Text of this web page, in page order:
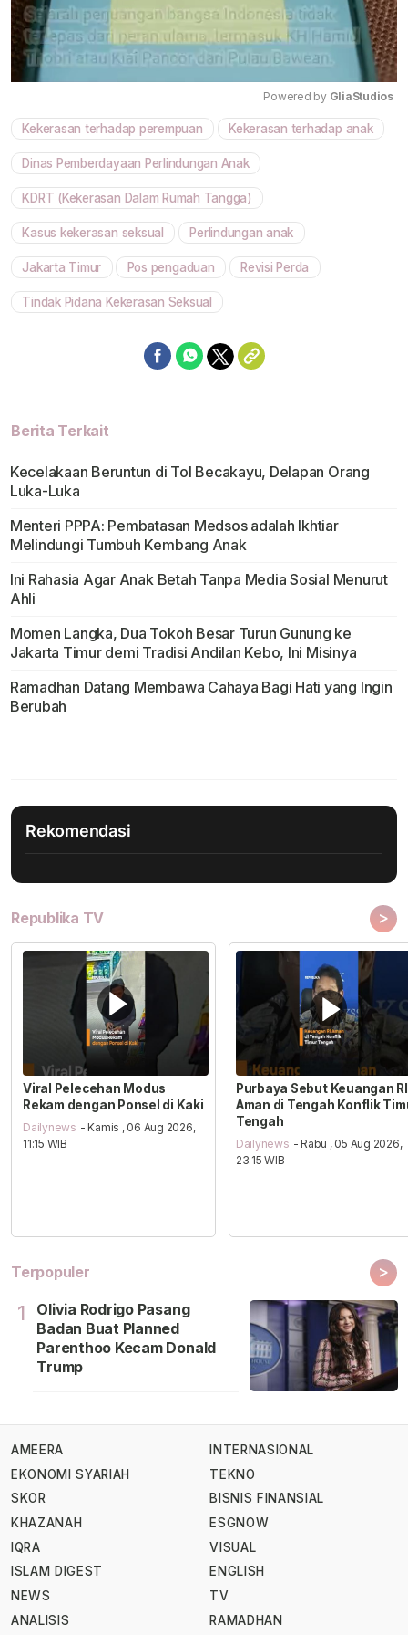
Mute
Powered by GliaStudios
Kekerasan terhadap perempuan Kekerasan terhadap anak
Dinas Pemberdayaan Perlindungan Anak
KDRT (Kekerasan Dalam Rumah Tangga)
Kasus kekerasan seksual Perlindungan anak
Jakarta Timur Pos pengaduan Revisi Perda
Tindak Pidana Kekerasan Seksual
Berita Terkait
Kecelakaan Beruntun di Tol Becakayu, Delapan Orang
Luka-Luka
Menteri PPPA: Pembatasan Medsos adalah Ikhtiar
Melindungi Tumbuh Kembang Anak
Ini Rahasia Agar Anak Betah Tanpa Media Sosial Menurut
Ahli
Momen Langka, Dua Tokoh Besar Turun Gunung ke
Jakarta Timur demi Tradisi Andilan Kebo, Ini Misinya
Ramadhan Datang Membawa Cahaya Bagi Hati yang Ingin
Berubah
Rekomendasi
Republika TV >
Viral Pelecehan Modus
Rekam dengan Ponsel di Kaki
Dailynews - Kamis , 06 Aug 2026,
11:15 WIB
Purbaya Sebut Keuangan RI
Aman di Tengah Konflik
Tengah
Dailynews - Rabu , 05 Aug 2026,
23:15 WIB
Terpopuler >
1
Olivia Rodrigo Pasang
Badan Buat Planned
Parenthoo Kecam Donald
Trump
AMEERA
EKONOMI SYARIAH
SKOR
KHAZANAH
IQRA
ISLAM DIGEST
NEWS
ANALISIS
INTERNASIONAL
TEKNO
BISNIS FINANSIAL
ESGNOW
VISUAL
ENGLISH
TV
RAMADHAN